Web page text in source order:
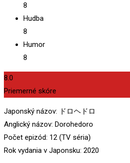
8
Hudba
8
Humor
8
8.0
Priemerné skóre
Japonský názov: ドロヘドロ
Anglický názov: Dorohedoro
Počet epizód: 12 (TV séria)
Rok vydania v Japonsku: 2020